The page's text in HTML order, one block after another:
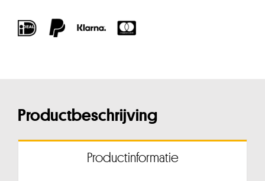
Productbeschrijving
Productinformatie